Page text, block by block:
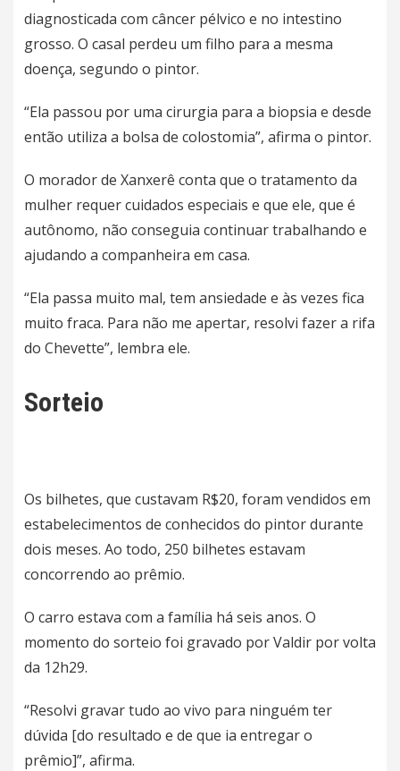
diagnosticada com câncer pélvico e no intestino
grosso. O casal perdeu um filho para a mesma
doença, segundo o pintor.
“Ela passou por uma cirurgia para a biopsia e desde
então utiliza a bolsa de colostomia”, afirma o pintor.
O morador de Xanxerê conta que o tratamento da
mulher requer cuidados especiais e que ele, que é
autônomo, não conseguia continuar trabalhando e
ajudando a companheira em casa.
“Ela passa muito mal, tem ansiedade e às vezes fica
muito fraca. Para não me apertar, resolvi fazer a rifa
do Chevette”, lembra ele.
Sorteio
Os bilhetes, que custavam R$20, foram vendidos em
estabelecimentos de conhecidos do pintor durante
dois meses. Ao todo, 250 bilhetes estavam
concorrendo ao prêmio.
O carro estava com a família há seis anos. O
momento do sorteio foi gravado por Valdir por volta
da 12h29.
“Resolvi gravar tudo ao vivo para ninguém ter
dúvida [do resultado e de que ia entregar o
prêmio]”, afirma.